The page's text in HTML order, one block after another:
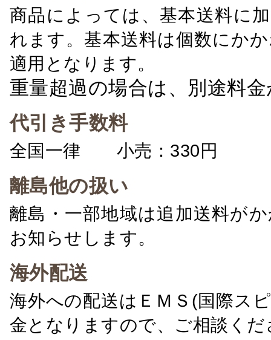
商品によっては、基本送料に
れます。基本送料は個数にか
適用となります。
重量超過の場合は、別途料
代引き手数料
全国一律 小売：330円 卸
離島他の扱い
離島・一部地域は追加送料が
お知らせします。
海外配送
海外への配送はＥＭＳ(国際ス
金となりますので、ご相談くだ